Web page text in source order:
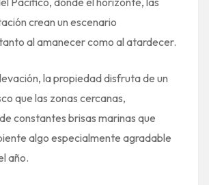
crean un escenario
al amanecer como al atardecer.
la propiedad disfruta de un
que las zonas cercanas,
constantes brisas marinas que
algo especialmente agradable
año.